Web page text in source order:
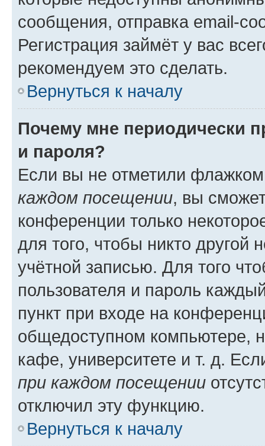
сообщения, отправка email-
Регистрация займёт у вас
рекомендуем это сделать.
Вернуться к началу
Почему мне периодически
и пароля?
Если вы не отметили
каждом посещении, вы
конференции только
для того, чтобы никто другой
учётной записью. Для того
пользователя и пароль
пункт при входе на
общедоступном компьютере,
кафе, университете и т. д.
при каждом посещении
отключил эту функцию.
Вернуться к началу